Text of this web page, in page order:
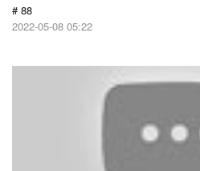
# 88
2022-05-08 05:22